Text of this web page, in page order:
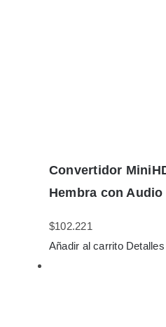
Convertidor
Hembra con Audio
$102.221
Añadir al carrito Detalles